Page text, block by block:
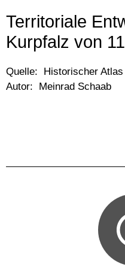
Territoriale
Kurpfalz von
Quelle: Historischer
Autor: Meinrad Schaab